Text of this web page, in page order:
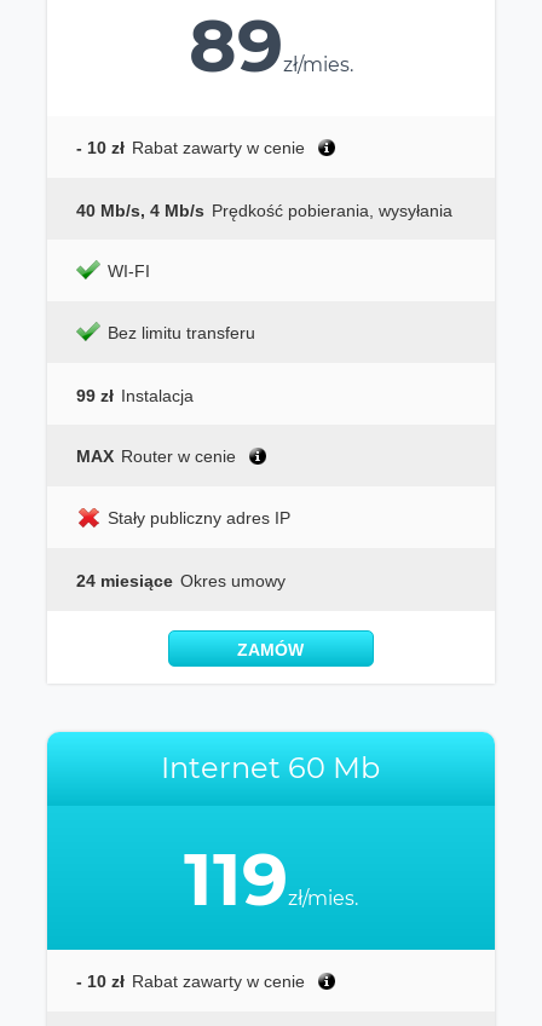
89zł/mies.
- 10 zł Rabat zawarty w cenie
40 Mb/s, 4 Mb/s Prędkość pobierania, wysyłania
WI-FI
Bez limitu transferu
99 zł Instalacja
MAX Router w cenie
Stały publiczny adres IP
24 miesiące Okres umowy
ZAMÓW
Internet 60 Mb
119zł/mies.
- 10 zł Rabat zawarty w cenie